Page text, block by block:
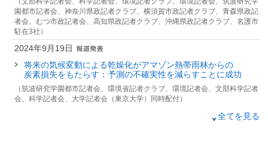
21486 : 高解像度大気海洋結合モデルによる近未来予測実験
2010年度
20843 : 気候フィードバックの相関関係について
20987 : 気候・影響・土地利用モデルの統合による地球温暖化リスクの評
価
20988 : 総合的気候変動シナリオの構築と伝達に関する研究
The Contribution of Climate Change to Increasing Extreme
Ocean Warming around Japan
発表者 :
夫)
掲載誌 : Geophysical Research Letters, 49: (2022)
その他
Assessment of CMIP6-Based Future Climate Projections
Selected for Impact Studies in Japan
Scientific Online Letters on the Atmosphere, 18:96-103 (2022)
予稿集名 :-
研究発表
Emergent constraints on future climate-driven carbon
uptake in the Amazon
発表者 : Melnikova Irina(MELNIKOVA Irina) , Yokohata T.(横畠徳太)
Nishina K.(仁科一哉), Tachiiri K.,Shiogama H.(塩竈秀夫)
Conference 2024 SAPPORO (2024)
予稿集名 :-
園都市記者会、神奈川県政記者クラブ、横須賀市政記者クラブ、青森県政記
者会、むつ市政記者会、高知県政記者クラブ、沖縄県政記者クラブ、名護市
駐在3社）
2024年9月19日
将来の気候変動による乾燥化がアマゾン熱帯雨林からの
炭素損失をもたらす：予測の不確実性を減らすことに成功
（筑波研究学園都市記者会、環境省記者クラブ、環境記者会、文部科学記者
会、科学記者会、大学記者会（東京大学）同時配付）
全てを見る